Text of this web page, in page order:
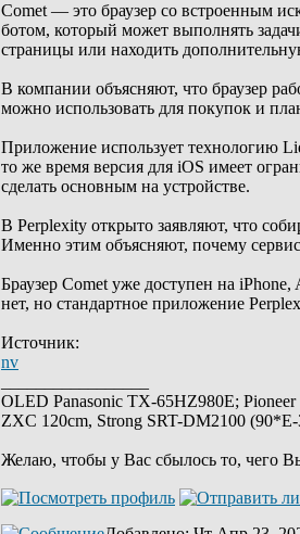
Comet — это браузер со встроенным
ботом, который может выполнять
страницы или находить
В компании объясняют, что браузер
можно использовать для покупок и
Приложение использует технологию
то же время версия для iOS имеет
сделать основным на устройстве.
В Perplexity открыто заявляют, что
Именно этим объясняют, почему
Браузер Comet уже доступен на
нет, но стандартное приложение
Источник:
nv
OLED Panasonic TX-65HZ980E;
ZXC 120cm, Strong SRT-DM2100
Желаю, чтобы у Вас сбылось то, чего